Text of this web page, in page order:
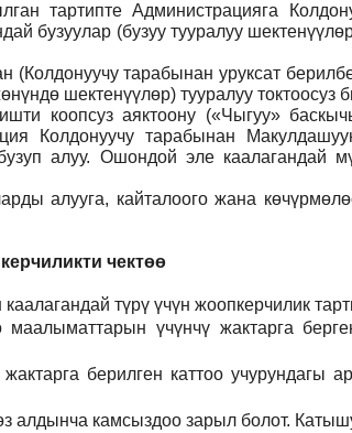
тартипте Администрацияга
бузуулар (бузуу тууралуу
(Колдонуучу тарабынан уруксат
шектенүүлөр) тууралуу токтоосуз
коопсуз аяктоону («Чыгуу»
Колдонуучу тарабынан
алуу. Ошондой эле каалагандай
алууга, кайталоого жана
чектөө
түрү үчүн жоопкерчилик
үчүнчү жактарга
берилген каттоо учурундагы
алдынча камсыздоо зарылболот.